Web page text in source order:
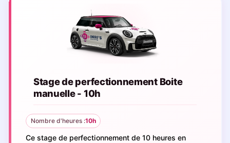
Stage de perfectionnement Boite
manuelle - 10h
Nombre d'heures :10h
Ce stage de perfectionnement de 10 heures en